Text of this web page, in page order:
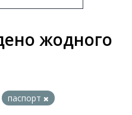
жодного
паспорт